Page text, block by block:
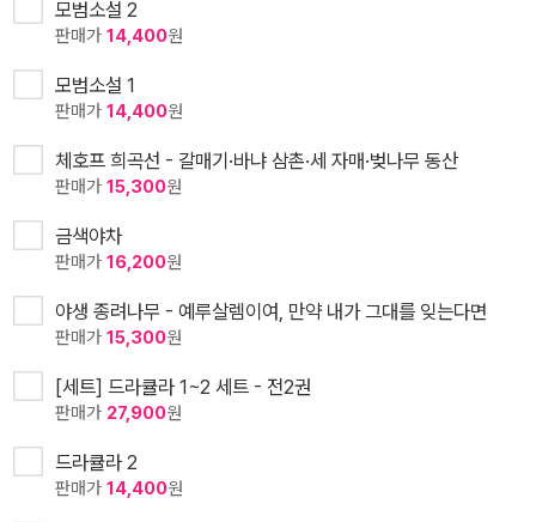
모범소설 2
판매가 14,400원
모범소설 1
판매가 14,400원
체호프 희곡선 - 갈매기·바냐 삼촌·세 자매·벚나무 동산
판매가 15,300원
금색야차
판매가 16,200원
야생 종려나무 - 예루살렘이여, 만약 내가 그대를 잊는다면
판매가 15,300원
[세트] 드라큘라 1~2 세트 - 전2권
판매가 27,900원
드라큘라 2
판매가 14,400원